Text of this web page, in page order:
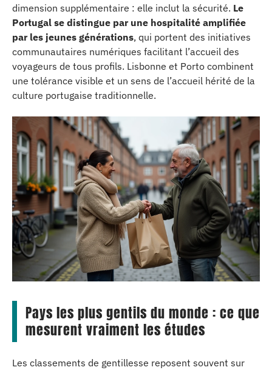
dimension supplémentaire : elle inclut la sécurité. Le
Portugal se distingue par une hospitalité amplifiée
par les jeunes générations, qui portent des initiatives
communautaires numériques facilitant l’accueil des
voyageurs de tous profils. Lisbonne et Porto combinent
une tolérance visible et un sens de l’accueil hérité de la
culture portugaise traditionnelle.
Pays les plus gentils du monde : ce que
mesurent vraiment les études
Les classements de gentillesse reposent souvent sur